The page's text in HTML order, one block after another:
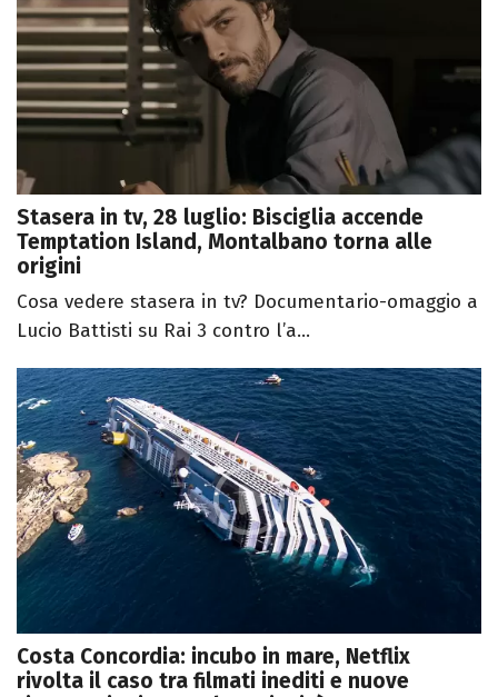
Stasera in tv, 28 luglio: Bisciglia accende
Temptation Island, Montalbano torna alle
origini
Cosa vedere stasera in tv? Documentario-omaggio a
Lucio Battisti su Rai 3 contro l’a...
Costa Concordia: incubo in mare, Netflix
rivolta il caso tra filmati inediti e nuove